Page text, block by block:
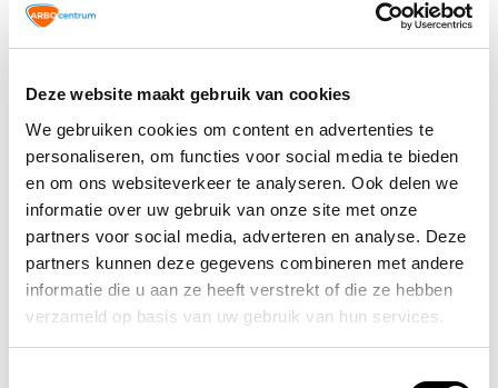
Deze website maakt gebruik van cookies
We gebruiken cookies om content en advertenties te
personaliseren, om functies voor social media te bieden
en om ons websiteverkeer te analyseren. Ook delen we
informatie over uw gebruik van onze site met onze
partners voor social media, adverteren en analyse. Deze
partners kunnen deze gegevens combineren met andere
informatie die u aan ze heeft verstrekt of die ze hebben
verzameld op basis van uw gebruik van hun services.
noodinstructies.
1. Waar hang je een AED in een bedrijf op?
2. Moet een AED voor iedereen toegankelijk
zijn?
3. Mag je een AED buiten ophangen?
4. Hoe maak je een AED goed zichtbaar?
5. Wat zijn de belangrijkste AED
accessoires?
6. Wat is de maximale afstand tot een AED?
Infographic:e werkplek